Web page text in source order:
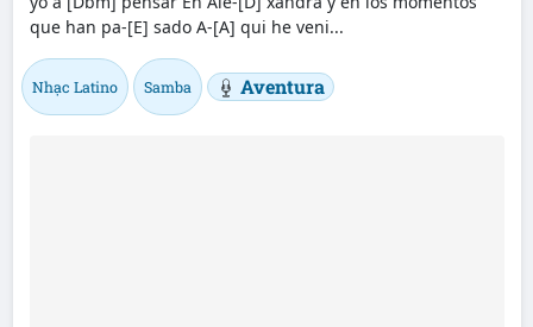
que han pa-[E] sado A-[A] qui he veni...
Nhạc Latino Samba Aventura